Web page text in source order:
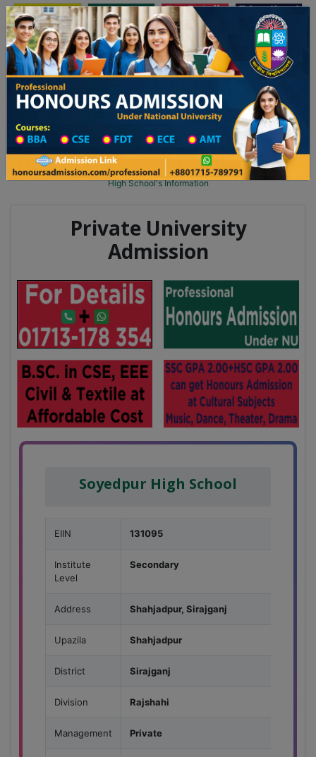
Toggle navigation অনার্স ভর্তি প্রফেশনাল অনার্স
Updates
২৬ শিক্ষাবর্ষের ১ম বর্ষের ভর্তি আবেদন বিজ্ঞপ্তি ঢাকা বিশ্ববিদ্যালয় ২০২৫-২৬ শিক্ষাবর্ষে
School Category
High School in Sirajganj Wise
High School List
High School's Information
Private University
Admission
Soyedpur High School
EIIN 131095
Institute
Level
Secondary
Address Shahjadpur, Sirajganj
Upazila Shahjadpur
District Sirajganj
Division Rajshahi
Management Private